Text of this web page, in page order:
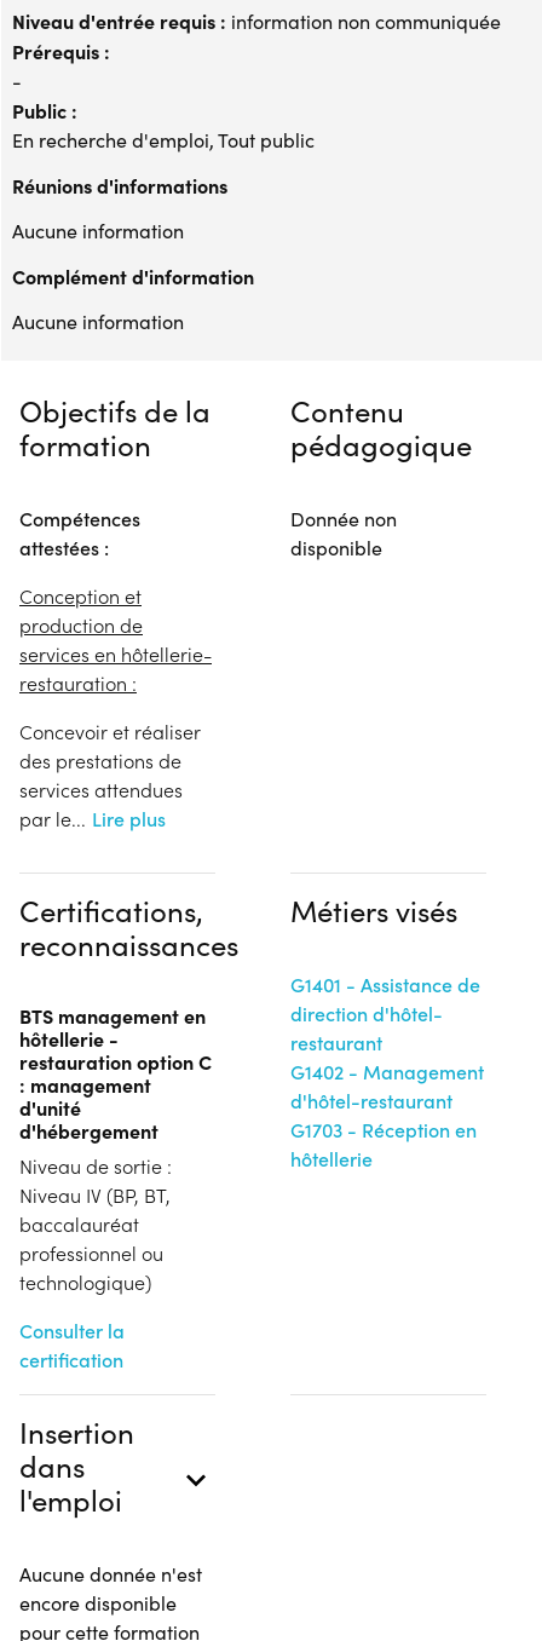
Niveau d'entrée requis : information non communiquée
Prérequis :
-
Public :
En recherche d'emploi, Tout public
Réunions d'informations
Aucune information
Complément d'information
Aucune information
Objectifs de la
formation
Compétences
attestées :
Conception et
production de
services en hôtellerie-
restauration :
Concevoir et réaliser
des prestations de
services attendues
par le... Lire plus
Contenu
pédagogique
Donnée non
disponible
Certifications,
reconnaissances
BTS management en
hôtellerie -
restauration option C
: management
d'unité
d'hébergement
Niveau de sortie :
Niveau IV (BP, BT,
baccalauréat
professionnel ou
technologique)
Consulter la
certification
Métiers visés
G1401 - Assistance de
direction d'hôtel-
restaurant
G1402 - Management
d'hôtel-restaurant
G1703 - Réception en
hôtellerie
Insertion
dans
l'emploi
Aucune donnée n'est
encore disponible
pour cette formation